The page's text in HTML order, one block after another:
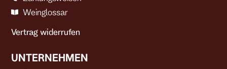
Weinglossar
Vertrag widerrufen
UNTERNEHMEN